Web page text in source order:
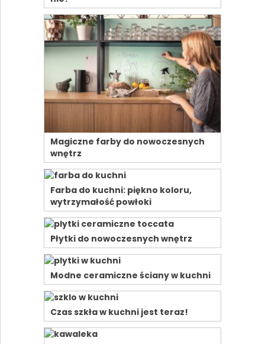
Magiczne farby do nowoczesnych
wnętrz
Farba do kuchni: piękno koloru,
wytrzymałość powłoki
Płytki do nowoczesnych wnętrz
Modne ceramiczne ściany w kuchni
Czas szkła w kuchni jest teraz!